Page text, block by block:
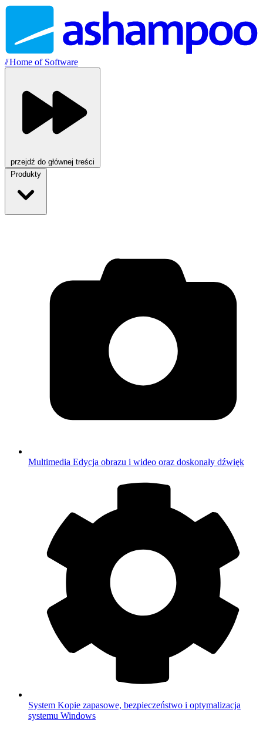
//Home of Software
przejdź do głównej treści
Produkty
Multimedia Edycja obrazu i wideo oraz doskonały dźwięk
System Kopie zapasowe, bezpieczeństwo i optymalizacja
systemu Windows